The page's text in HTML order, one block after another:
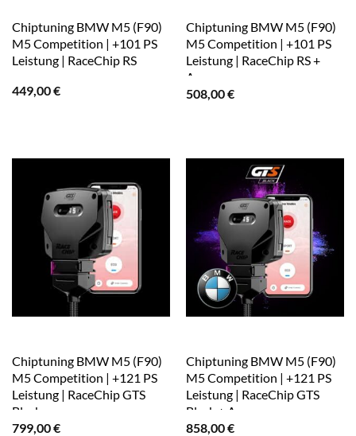
Chiptuning BMW M5 (F90)
M5 Competition | +101 PS
Leistung | RaceChip RS
449,00€
Chiptuning BMW M5 (F90)
M5 Competition | +101 PS
Leistung | RaceChip RS +
App
508,00€
Chiptuning BMW M5 (F90)
M5 Competition | +121 PS
Leistung | RaceChip GTS
Black
799,00€
Chiptuning BMW M5 (F90)
M5 Competition | +121 PS
Leistung | RaceChip GTS
Black + App
858,00€